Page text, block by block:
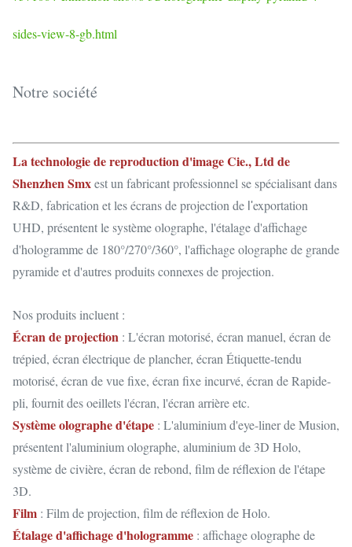
sides-view-8-gb.html
Notre société
La technologie de reproduction d'image Cie., Ltd de
Shenzhen Smxest un fabricant professionnel se spécialisant dans
R&D, fabrication et les écrans de projection de l'exportation
UHD, présentent le système olographe, l'étalage d'affichage
d'hologramme de 180°/270°/360°, l'affichage olographe de grande
pyramide et d'autres produits connexes de projection.
Nos produits incluent :
Écran de projection : L'écran motorisé, écran manuel, écran de
trépied, écran électrique de plancher, écran Étiquette-tendu
motorisé, écran de vue fixe, écran fixe incurvé, écran de Rapide-
pli, fournit des oeillets l'écran, l'écran arrière etc.
Système olographe d'étape : L'aluminium d'eye-liner de Musion,
présentent l'aluminium olographe, aluminium de 3D Holo,
système de civière, écran de rebond, film de réflexion de l'étape
3D.
Film : Film de projection, film de réflexion de Holo.
Étalage d'affichage d'hologramme : affichage olographe de